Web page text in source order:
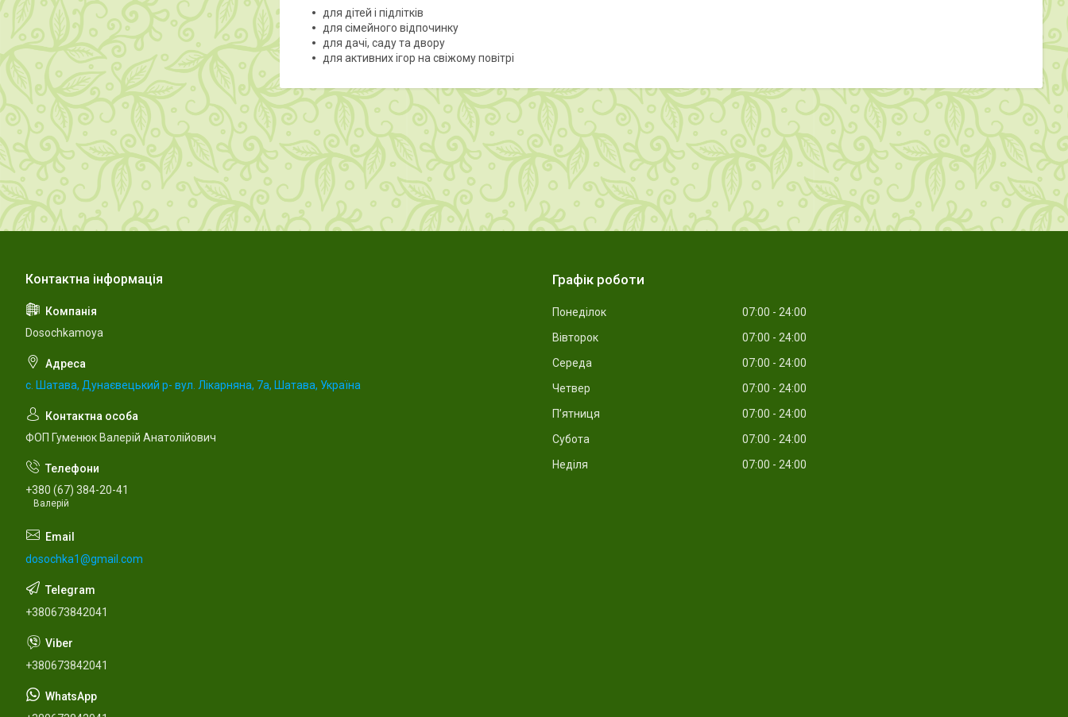
для дітей і підлітків
для сімейного відпочинку
для дачі, саду та двору
для активних ігор на свіжому повітрі
Dosochkamoya
с. Шатава, Дунаєвецький р- вул. Лікарняна, 7а, Шатава, Україна
ФОП Гуменюк Валерій Анатолійович
+380 (67) 384-20-41
Валерій
dosochka1@gmail.com
+380673842041
+380673842041
Графік роботи
Понеділок 07:00
24:00
Вівторок
07:00
24:00
Середа
07:00
24:00
Четвер
07:00
24:00
Пʼятниця
07:00
24:00
Субота
07:00
24:00
Неділя
07:00 24:00